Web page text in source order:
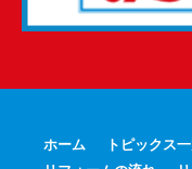
ホーム トピックス